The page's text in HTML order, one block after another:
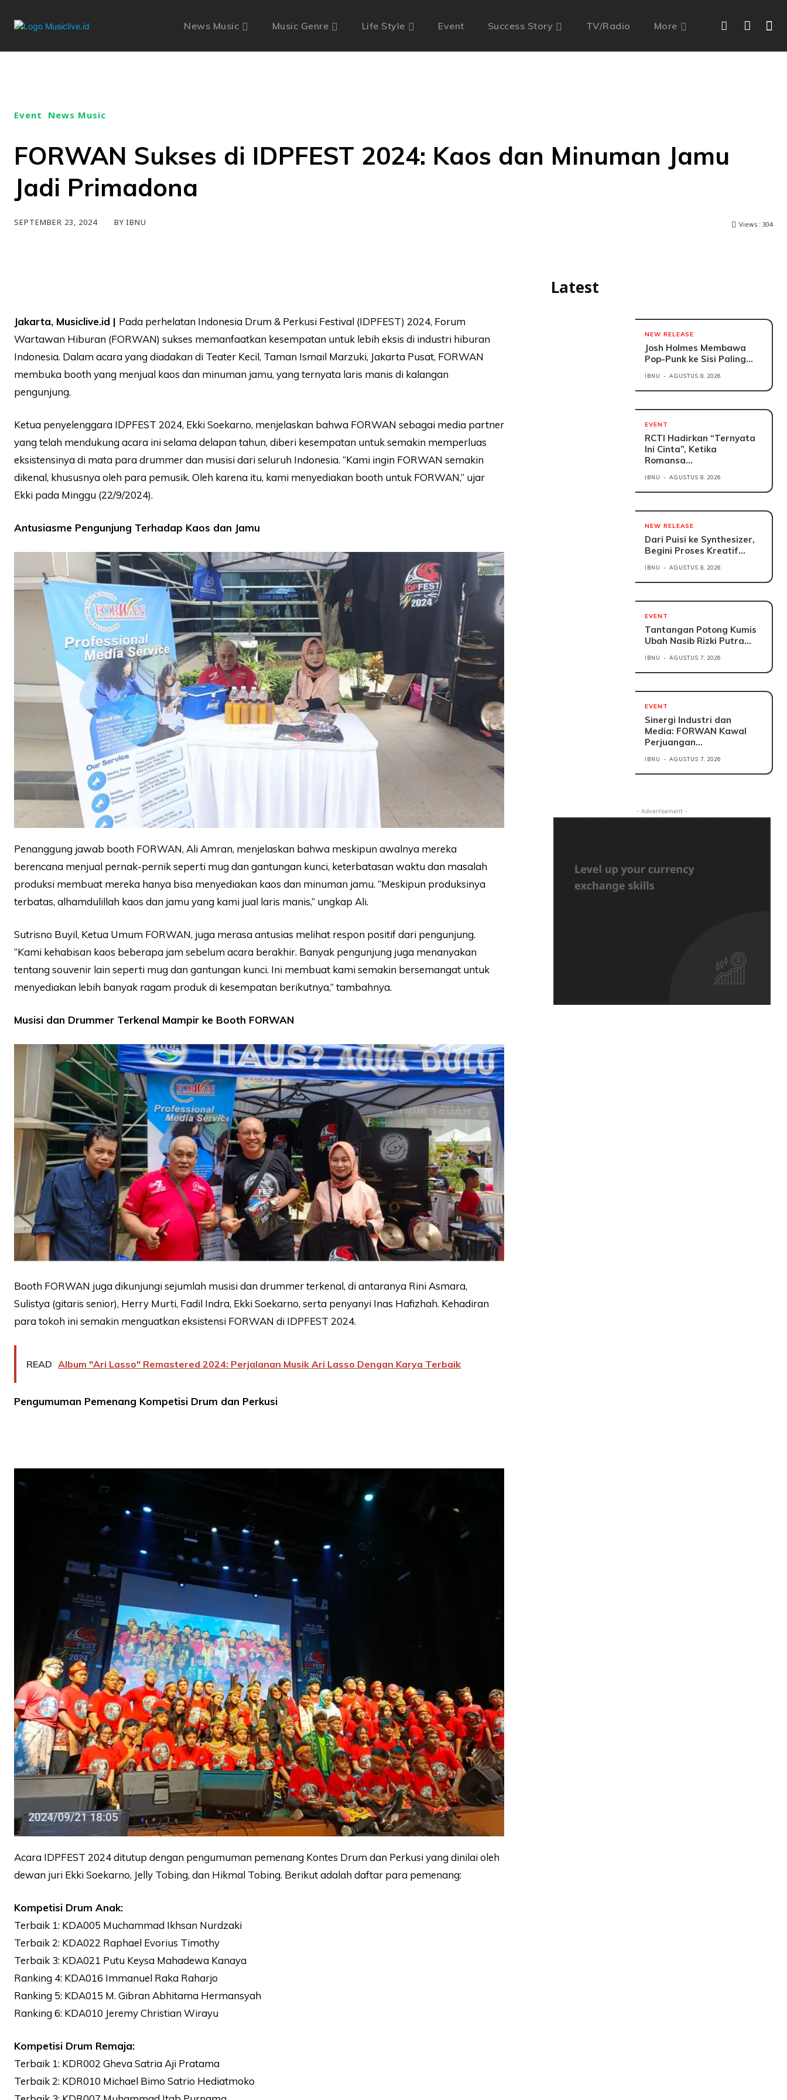
News Music Music Genre Life Style Event Success Story TV/Radio More
Event News Music
FORWAN Sukses di IDPFEST 2024: Kaos dan Minuman Jamu
Jadi Primadona
SEPTEMBER 23, 2024 BY IBNU Views : 304
Jakarta, Musiclive.id | Pada perhelatan Indonesia Drum & Perkusi Festival (IDPFEST) 2024, Forum
Wartawan Hiburan (FORWAN) sukses memanfaatkan kesempatan untuk lebih eksis di industri hiburan
Indonesia. Dalam acara yang diadakan di Teater Kecil, Taman Ismail Marzuki, Jakarta Pusat, FORWAN
membuka booth yang menjual kaos dan minuman jamu, yang ternyata laris manis di kalangan
pengunjung.
Ketua penyelenggara IDPFEST 2024, Ekki Soekarno, menjelaskan bahwa FORWAN sebagai media partner
yang telah mendukung acara ini selama delapan tahun, diberi kesempatan untuk semakin memperluas
eksistensinya di mata para drummer dan musisi dari seluruh Indonesia. “Kami ingin FORWAN semakin
dikenal, khususnya oleh para pemusik. Oleh karena itu, kami menyediakan booth untuk FORWAN,” ujar
Ekki pada Minggu (22/9/2024).
Antusiasme Pengunjung Terhadap Kaos dan Jamu
Penanggung jawab booth FORWAN, Ali Amran, menjelaskan bahwa meskipun awalnya mereka
berencana menjual pernak-pernik seperti mug dan gantungan kunci, keterbatasan waktu dan masalah
produksi membuat mereka hanya bisa menyediakan kaos dan minuman jamu. “Meskipun produksinya
terbatas, alhamdulillah kaos dan jamu yang kami jual laris manis,” ungkap Ali.
Sutrisno Buyil, Ketua Umum FORWAN, juga merasa antusias melihat respon positif dari pengunjung.
“Kami kehabisan kaos beberapa jam sebelum acara berakhir. Banyak pengunjung juga menanyakan
tentang souvenir lain seperti mug dan gantungan kunci. Ini membuat kami semakin bersemangat untuk
menyediakan lebih banyak ragam produk di kesempatan berikutnya,” tambahnya.
Musisi dan Drummer Terkenal Mampir ke Booth FORWAN
Booth FORWAN juga dikunjungi sejumlah musisi dan drummer terkenal, di antaranya Rini Asmara,
Sulistya (gitaris senior), Herry Murti, Fadil Indra, Ekki Soekarno, serta penyanyi Inas Hafizhah. Kehadiran
para tokoh ini semakin menguatkan eksistensi FORWAN di IDPFEST 2024.
READ Album "Ari Lasso" Remastered 2024: Perjalanan Musik Ari Lasso Dengan Karya Terbaik
Pengumuman Pemenang Kompetisi Drum dan Perkusi
Acara IDPFEST 2024 ditutup dengan pengumuman pemenang Kontes Drum dan Perkusi yang dinilai oleh
dewan juri Ekki Soekarno, Jelly Tobing, dan Hikmal Tobing. Berikut adalah daftar para pemenang:
Kompetisi Drum Anak:
Terbaik 1: KDA005 Muchammad Ikhsan Nurdzaki
Terbaik 2: KDA022 Raphael Evorius Timothy
Terbaik 3: KDA021 Putu Keysa Mahadewa Kanaya
Ranking 4: KDA016 Immanuel Raka Raharjo
Ranking 5: KDA015 M. Gibran Abhitama Hermansyah
Ranking 6: KDA010 Jeremy Christian Wirayu
Kompetisi Drum Remaja:
Terbaik 1: KDR002 Gheva Satria Aji Pratama
Terbaik 2: KDR010 Michael Bimo Satrio Hediatmoko
Latest
NEW RELEASE
Josh Holmes Membawa
Pop-Punk ke Sisi Paling...
IBNU - AGUSTUS 8, 2026
EVENT
RCTI Hadirkan “Ternyata
Ini Cinta”, Ketika
Romansa...
IBNU - AGUSTUS 8, 2026
NEW RELEASE
Dari Puisi ke Synthesizer,
Begini Proses Kreatif...
IBNU - AGUSTUS 8, 2026
EVENT
Tantangan Potong Kumis
Ubah Nasib Rizki Putra...
IBNU - AGUSTUS 7, 2026
EVENT
Sinergi Industri dan
Media: FORWAN Kawal
Perjuangan...
IBNU - AGUSTUS 7, 2026
- Advertisement -